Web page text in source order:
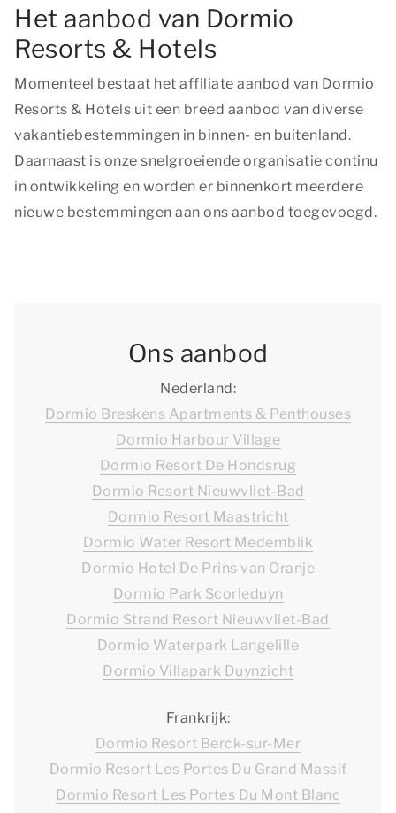
Het aanbod van Dormio
Resorts & Hotels
Momenteel bestaat het affiliate aanbod van Dormio
Resorts & Hotels uit een breed aanbod van diverse
vakantiebestemmingen in binnen- en buitenland.
Daarnaast is onze snelgroeiende organisatie continu
in ontwikkeling en worden er binnenkort meerdere
nieuwe bestemmingen aan ons aanbod toegevoegd.
Ons aanbod
Nederland:
Dormio Breskens Apartments & Penthouses
Dormio Harbour Village
Dormio Resort De Hondsrug
Dormio Resort Nieuwvliet-Bad
Dormio Resort Maastricht
Dormio Water Resort Medemblik
Dormio Hotel De Prins van Oranje
Dormio Park Scorleduyn
Dormio Strand Resort Nieuwvliet-Bad
Dormio Waterpark Langelille
Dormio Villapark Duynzicht
Frankrijk:
Dormio Resort Berck-sur-Mer
Dormio Resort Les Portes Du Grand Massif
Dormio Resort Les Portes Du Mont Blanc